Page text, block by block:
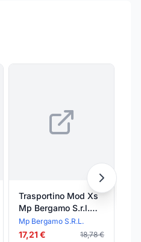
Trasportino Mod Xs
Mp Bergamo S.r.l.
Gipsy Plastic Door
Eco 39 x 26 x 25 cm
Mp Bergamo S.R.L.
17,21 € 18,78 €